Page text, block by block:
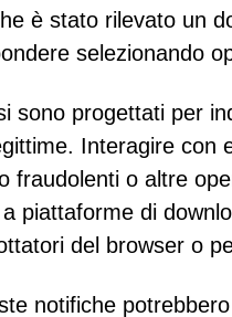
è stato rilevato un
selezionando
sono progettati per
Interagire con
fraudolenti o altre
piattaforme di
del browser o
notifiche